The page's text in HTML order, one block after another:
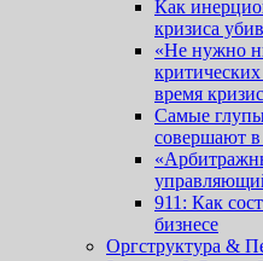
Как
кризиса
«Не нужно
время
Cамые
совершают в
911: Как
бизнесе
Оргструктура &